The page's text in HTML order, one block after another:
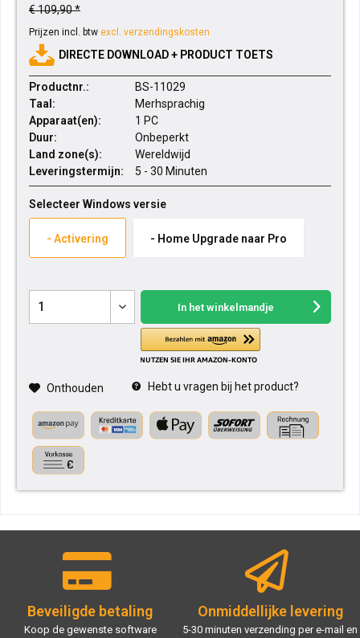
€ 109,90 *
Prijzen incl. btw excl. verzendingskosten
DIRECTE DOWNLOAD + PRODUCT TOETS
Productnr.:
BS-11029
Taal:
Merhsprachig
Apparaat(en):
1 PC
Duur:
Onbeperkt
Land zone(s):
Wereldwijd
Leveringstermijn:
5 - 30 Minuten
Selecteer Windows versie
- Activering - Home Upgrade naar Pro
In het winkelmandje
Onthouden Hebt u vragen bij het product?
Beveiligde betaling
Koop de gewenste software
Onmiddellijke levering
5-30 minuten verzending per e-mail en